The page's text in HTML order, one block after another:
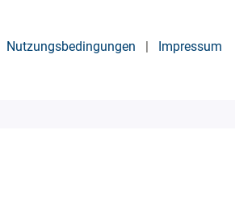
Nutzungsbedingungen | Impressum